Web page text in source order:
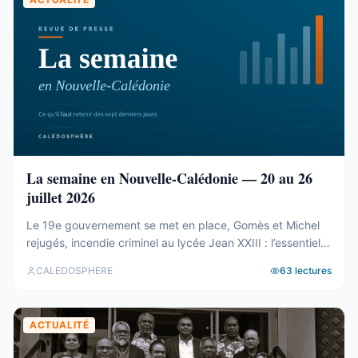
La semaine en Nouvelle-Calédonie — 20 au 26
juillet 2026
Le 19e gouvernement se met en place, Gomès et Michel
rejugés, incendie criminel au lycée Jean XXIII : l’essentiel
CALEDOSPHERE 63 lectures
ACTUALITÉ